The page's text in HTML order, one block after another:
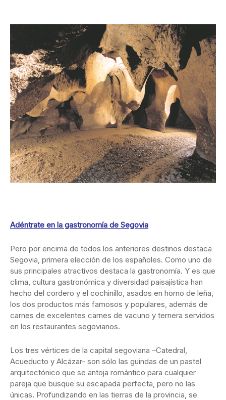
Adéntrate en la gastronomía de Segovia
Pero por encima de todos los anteriores destinos destaca
Segovia, primera elección de los españoles. Como uno de
sus principales atractivos destaca la gastronomía. Y es que
clima, cultura gastronómica y diversidad paisajística han
hecho del cordero y el cochinillo, asados en horno de leña,
los dos productos más famosos y populares, además de
carnes de excelentes carnes de vacuno y ternera servidos
en los restaurantes segovianos.
Los tres vértices de la capital segoviana –Catedral,
Acueducto y Alcázar- son sólo las guindas de un pastel
arquitectónico que se antoja romántico para cualquier
pareja que busque su escapada perfecta, pero no las
únicas. Profundizando en las tierras de la provincia, se